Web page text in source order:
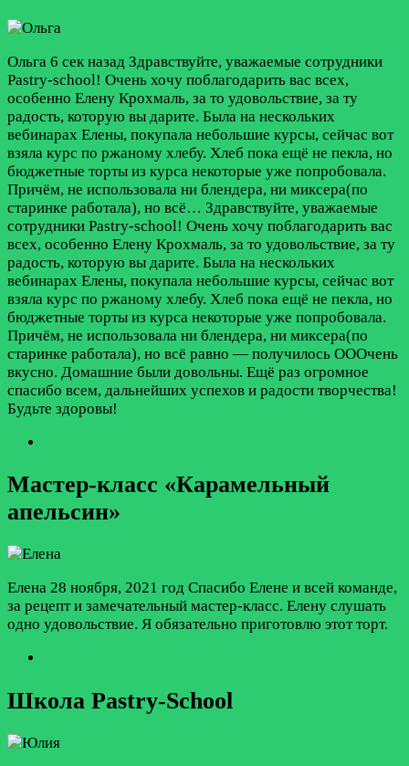
Ольга 6 сек назад Здравствуйте, уважаемые сотрудники
Pastry-school! Очень хочу поблагодарить вас всех,
особенно Елену Крохмаль, за то удовольствие, за ту
радость, которую вы дарите. Была на нескольких
вебинарах Елены, покупала небольшие курсы, сейчас вот
взяла курс по ржаному хлебу. Хлеб пока ещё не пекла, но
бюджетные торты из курса некоторые уже попробовала.
Причём, не использовала ни блендера, ни миксера(по
старинке работала), но всё… Здравствуйте, уважаемые
сотрудники Pastry-school! Очень хочу поблагодарить вас
всех, особенно Елену Крохмаль, за то удовольствие, за ту
радость, которую вы дарите. Была на нескольких
вебинарах Елены, покупала небольшие курсы, сейчас вот
взяла курс по ржаному хлебу. Хлеб пока ещё не пекла, но
бюджетные торты из курса некоторые уже попробовала.
Причём, не использовала ни блендера, ни миксера(по
старинке работала), но всё равно — получилось ОООчень
вкусно. Домашние были довольны. Ещё раз огромное
спасибо всем, дальнейших успехов и радости творчества!
Будьте здоровы!
Мастер-класс «Карамельный
апельсин»
Елена 28 ноября, 2021 год Спасибо Елене и всей команде,
за рецепт и замечательный мастер-класс. Елену слушать
одно удовольствие. Я обязательно приготовлю этот торт.
Школа Pastry-School